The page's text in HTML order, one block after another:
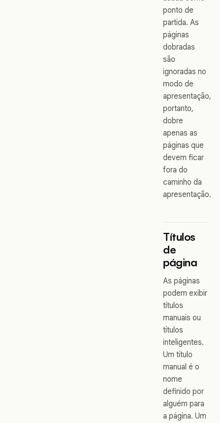
ponto de
partida. As
páginas
dobradas
são
ignoradas no
modo de
apresentação,
portanto,
dobre
apenas as
páginas que
devem ficar
fora do
caminho da
apresentação.
Títulos
de
página
As páginas
podem exibir
títulos
manuais ou
títulos
inteligentes.
Um título
manual é o
nome
definido por
alguém para
a página. Um